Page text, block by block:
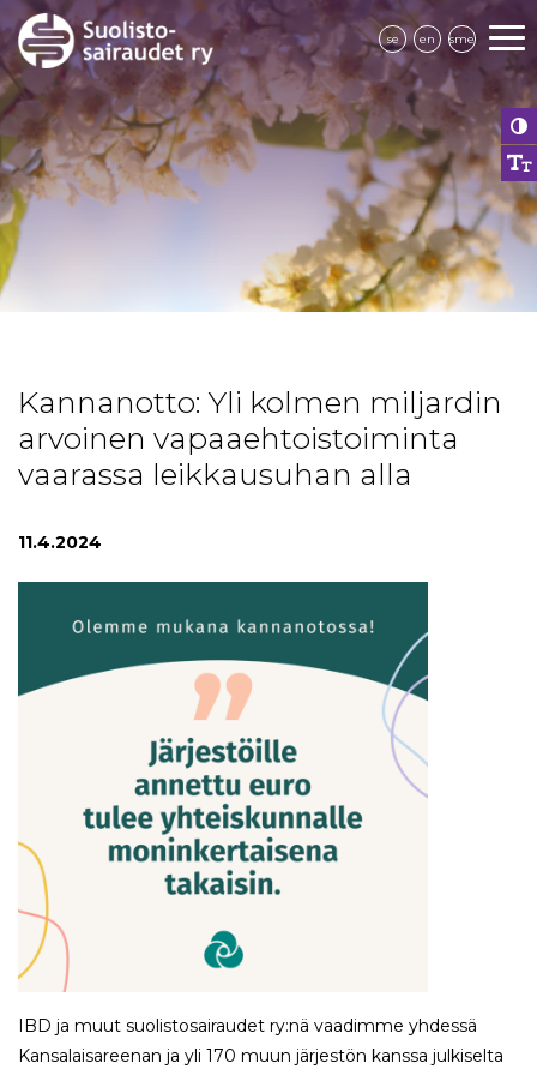
se en sme
Kannanotto: Yli kolmen miljardin
arvoinen vapaaehtoistoiminta
vaarassa leikkausuhan alla
11.4.2024
IBD ja muut suolistosairaudet ry:nä vaadimme yhdessä
Kansalaisareenan ja yli 170 muun järjestön kanssa julkiselta